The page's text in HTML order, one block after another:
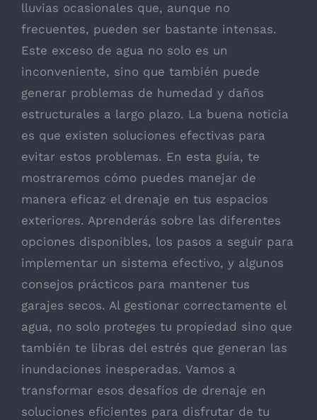
lluvias ocasionales que, aunque no
frecuentes, pueden ser bastante intensas.
Este exceso de agua no solo es un
inconveniente, sino que también puede
generar problemas de humedad y daños
estructurales a largo plazo. La buena noticia
es que existen soluciones efectivas para
evitar estos problemas. En esta guía, te
mostraremos cómo puedes manejar de
manera eficaz el drenaje en tus espacios
exteriores. Aprenderás sobre las diferentes
opciones disponibles, los pasos a seguir para
implementar un sistema efectivo, y algunos
consejos prácticos para mantener tus
garajes secos. Al gestionar correctamente el
agua, no solo proteges tu propiedad sino que
también te libras del estrés que generan las
inundaciones inesperadas. Vamos a
transformar esos desafíos de drenaje en
soluciones eficientes para disfrutar de tu